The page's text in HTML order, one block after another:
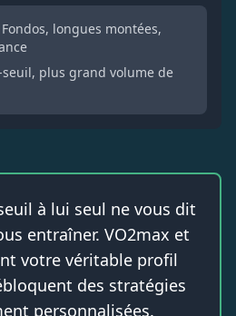
longues montées,
seuil, plus grand volume de
à lui seul ne vous dit
entraîner. VO2max et
votre véritable profil
des stratégies
personnalisées.